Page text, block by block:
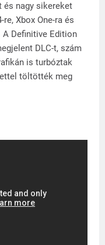
és nagy sikereket
Xbox One-ra és
A Definitive Edition
DLC-t, szám
is turbóztak
töltötték meg